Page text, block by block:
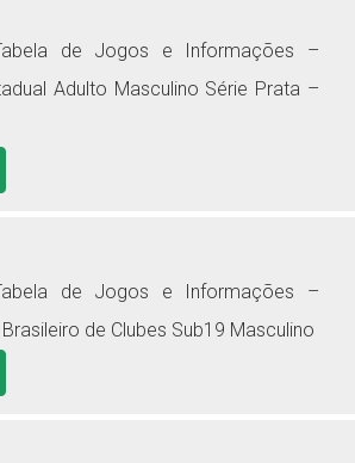
de Jogos e Informações –
Adulto Masculino Série Prata –
de Jogos e Informações –
de Clubes Sub19 Masculino